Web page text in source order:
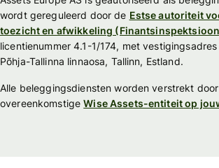
wordt gereguleerd door de Estse autoriteit
toezicht en afwikkeling
licentienummer 4.1-1/174, met
Põhja-Tallinna linnaosa, Tallinn, Estland.
Alle beleggingsdiensten worden verstrekt
overeenkomstigeWise Assets-entiteit op